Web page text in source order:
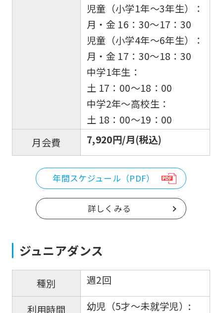
児童（小学1年〜3年生）：
月・金 16：30〜17：30
児童（小学4年〜6年生）：
月・金 17：30〜18：30
中学1年生：
土 17：00〜18：00
中学2年〜高校生：
土 18：00〜19：00
月会費
7,920円/月(税込)
年間スケジュール（PDF）
詳しくみる
ジュニアダンス
種別 週2回
利用時間
幼児（5才〜未就学児）: